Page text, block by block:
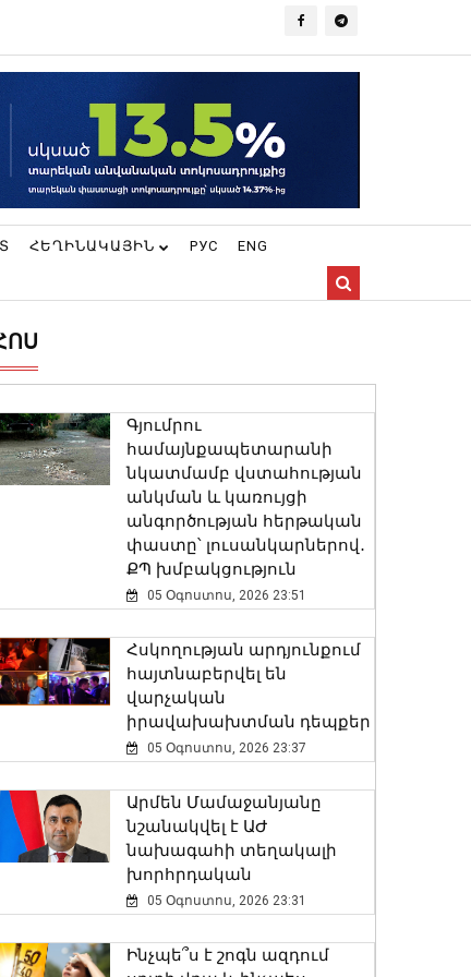
ՀԵՂԻՆԱԿԱՅԻՆ РУС ENG
Գյումրու
համայնքապետարանի
նկատմամբ վստահության
անկման և կառույցի
անգործության հերթական
փաստը՝ լուսանկարներով․
ՔՊ խմբակցություն
05 Օգոստոս, 2026 23:51
Հսկողության արդյունքում
հայտնաբերվել են
վարչական
իրավախախտման դեպքեր
05 Օգոստոս, 2026 23:37
Արմեն Մամաջանյանը
նշանակվել է ԱԺ
նախագահի տեղակալի
խորհրդական
05 Օգոստոս, 2026 23:31
Ինչպե՞ս է շոգն ազդում